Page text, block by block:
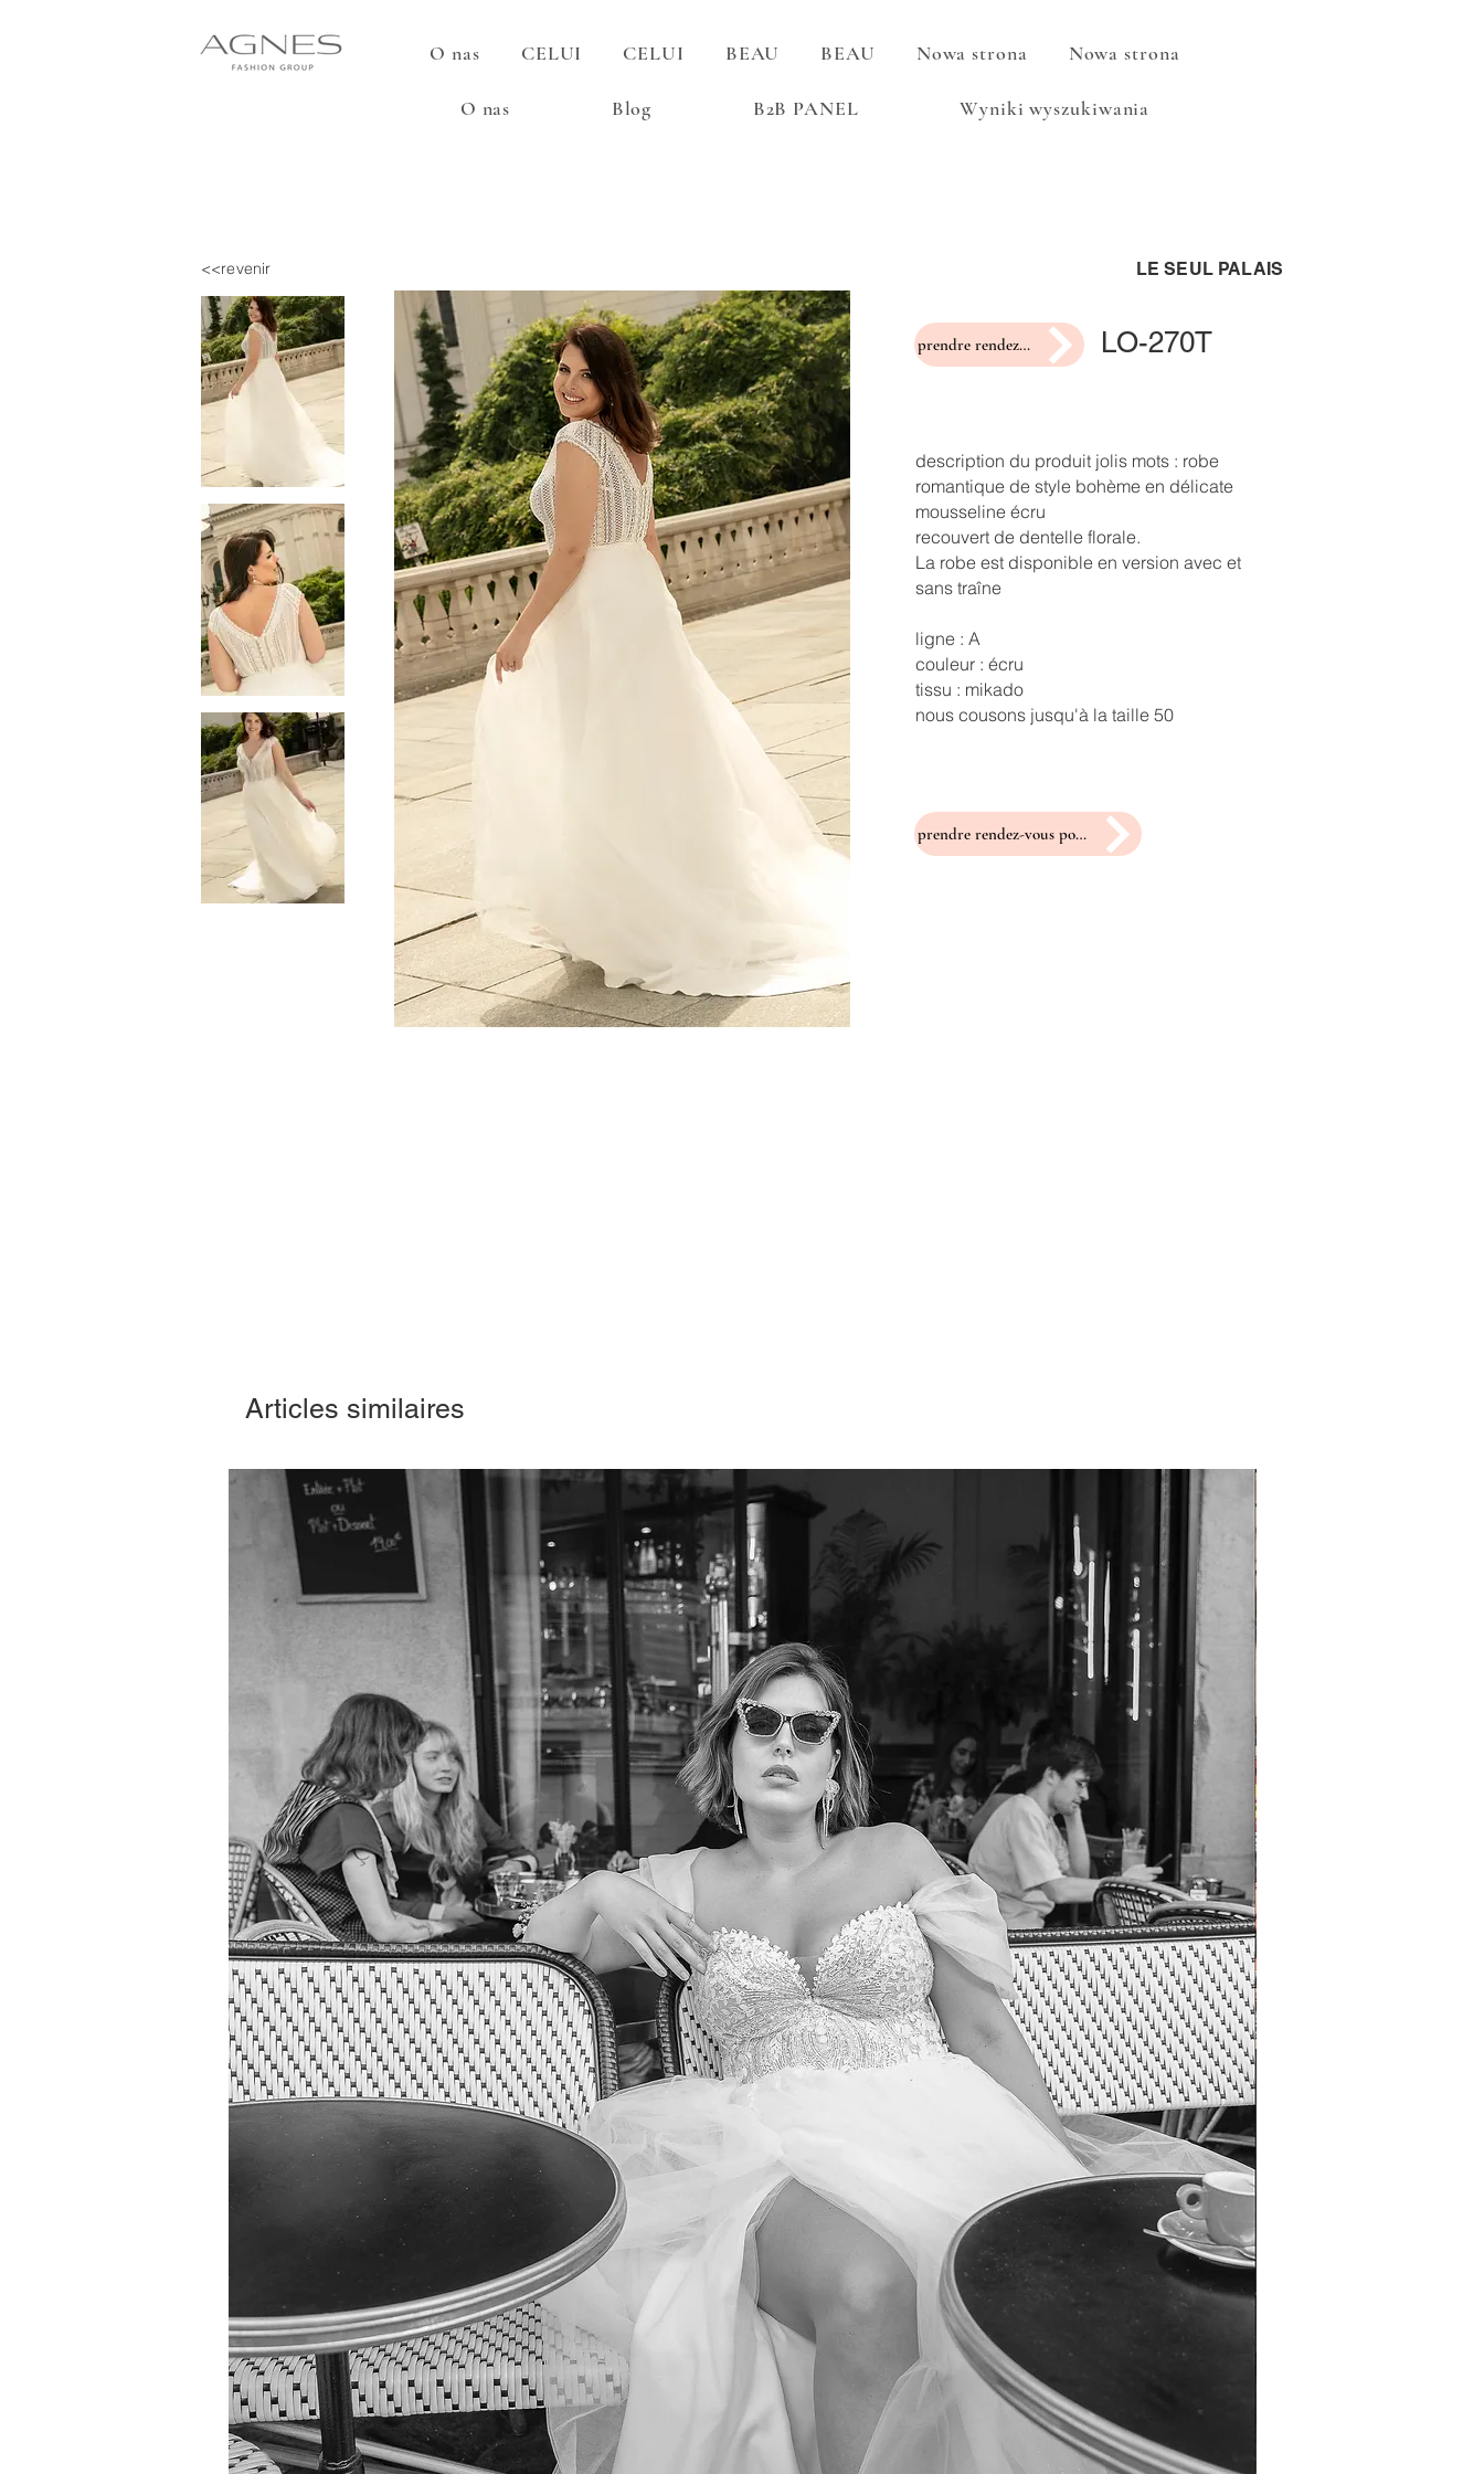
O nas CELUI CELUI BEAU BEAU Nowa strona Nowa strona
O nas Blog B2B PANEL Wyniki wyszukiwania
<<revenir LE SEUL PALAIS
prendre rendez-vous pour un essayage LO-270T
description du produit jolis mots : robe
romantique de style bohème en délicate
mousseline écru
recouvert de dentelle florale.
La robe est disponible en version avec et
sans traîne
ligne : A
couleur : écru
tissu : mikado
nous cousons jusqu'à la taille 50
prendre rendez-vous pour un essayage
Articles similaires